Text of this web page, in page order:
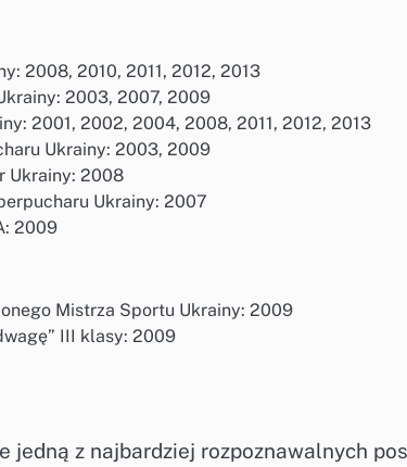
2008, 2010, 2011, 2012, 2013
2003, 2007, 2009
2001, 2002, 2004, 2008, 2011, 2012, 2013
Ukrainy: 2003, 2009
Ukrainy: 2008
Ukrainy: 2007
2009
Mistrza Sportu Ukrainy: 2009
III klasy: 2009
jedną z najbardziej rozpoznawalnych